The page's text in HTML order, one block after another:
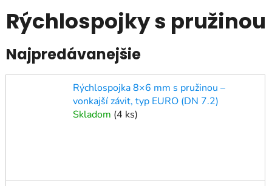
Rýchlospojky s pružinou
Najpredávanejšie
Rýchlospojka 8×6 mm s pružinou –
vonkajší závit, typ EURO (DN 7.2)
Skladom (4 ks)